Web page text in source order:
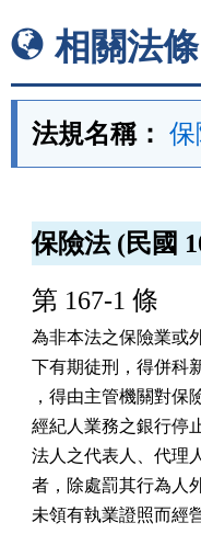
相關法條
法規名稱： 保
保險法 (民國
第 167-1 條
為非本法之保險業或
下有期徒刑，得併科
，得由主管機關對保
經紀人業務之銀行停
法人之代表人、代理
者，除處罰其行為人
未領有執業證照而經